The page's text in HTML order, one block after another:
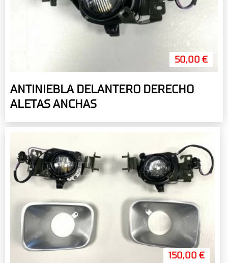
50,00 €
ANTINIEBLA DELANTERO DERECHO
ALETAS ANCHAS
150,00 €